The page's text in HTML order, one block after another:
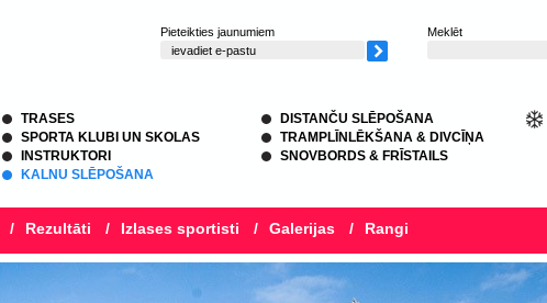
Pieteikties jaunumiem Meklēt
TRASES
SPORTA KLUBI UN SKOLAS
INSTRUKTORI
KALNU SLĒPOŠANA
DISTANČU SLĒPOŠANA
TRAMPLĪNLĒKŠANA & DIVCĪŅA
SNOVBORDS & FRĪSTAILS
/ Rezultāti / Izlases sportisti / Galerijas / Rangi